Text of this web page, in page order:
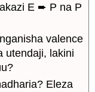
E ➨ P na P
valence
utendaji, lakini
Eleza